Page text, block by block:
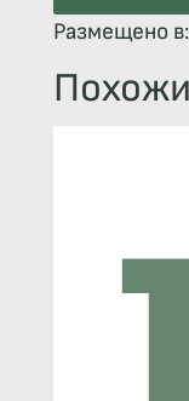
Размещено в: